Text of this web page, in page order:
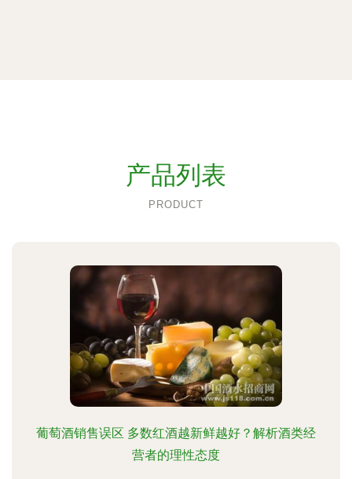
产品列表
PRODUCT
葡萄酒销售误区 多数红酒越新鲜越好？解析酒类经
营者的理性态度